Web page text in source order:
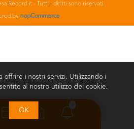
Record.it - Tutti i diritti sono riservati
by nopCommerce
offrire i nostri servizi. Utilizzando i
al nostro utilizzo dei cookie.
OK